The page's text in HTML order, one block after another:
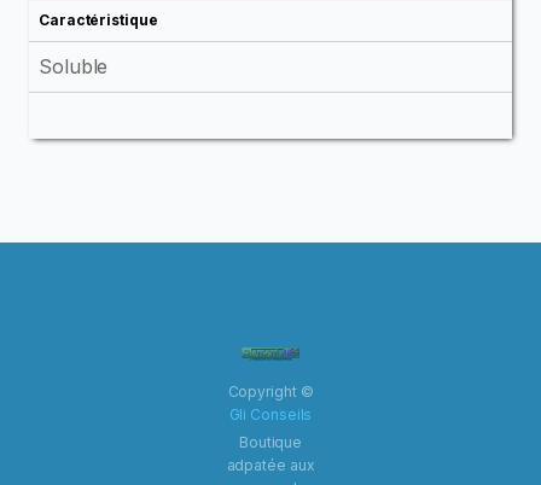
Caractéristique
Soluble
Copyright ©
Gli Conseils
Boutique
adpatée aux